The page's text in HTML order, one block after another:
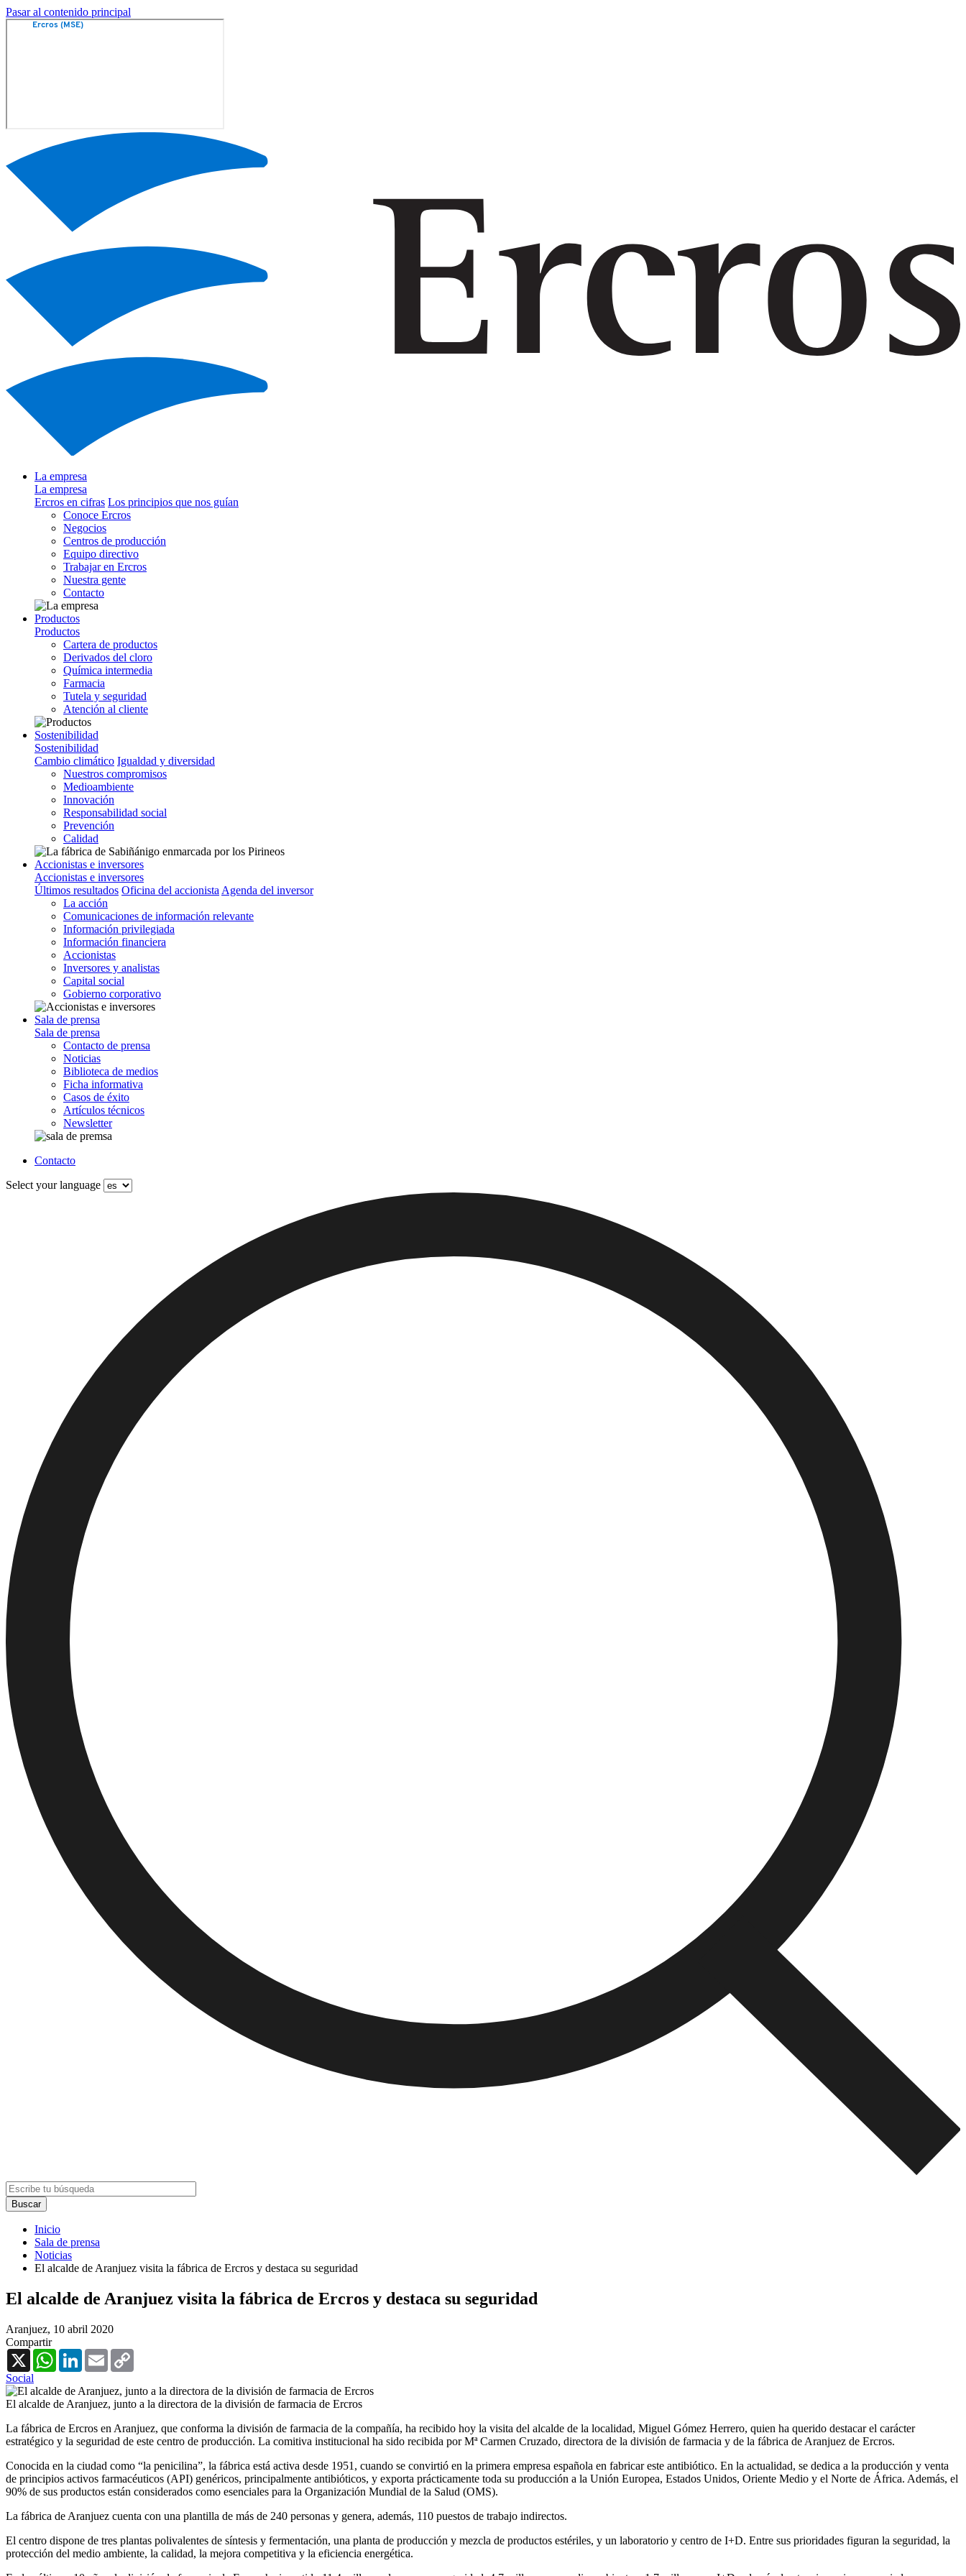
Pasar al contenido principal
La empresa
La empresa
Ercros en cifras Los principios que nos guían
Conoce Ercros
Negocios
Centros de producción
Equipo directivo
Trabajar en Ercros
Nuestra gente
Contacto
Productos
Productos
Cartera de productos
Derivados del cloro
Química intermedia
Farmacia
Tutela y seguridad
Atención al cliente
Sostenibilidad
Sostenibilidad
Cambio climático Igualdad y diversidad
Nuestros compromisos
Medioambiente
Innovación
Responsabilidad social
Prevención
Calidad
Accionistas e inversores
Accionistas e inversores
Últimos resultados Oficina del accionista Agenda del inversor
La acción
Comunicaciones de información relevante
Información privilegiada
Información financiera
Accionistas
Inversores y analistas
Capital social
Gobierno corporativo
Sala de prensa
Sala de prensa
Contacto de prensa
Noticias
Biblioteca de medios
Ficha informativa
Casos de éxito
Artículos técnicos
Newsletter
Contacto
Select your language
Inicio
Sala de prensa
Noticias
El alcalde de Aranjuez visita la fábrica de Ercros y destaca su seguridad
El alcalde de Aranjuez visita la fábrica de Ercros y destaca su seguridad
Aranjuez, 10 abril 2020
Compartir
X
WhatsAppLinkedInEmail
Social
El alcalde de Aranjuez, junto a la directora de la división de farmacia de Ercros
La fábrica de Ercros en Aranjuez, que conforma la división de farmacia de la compañía, ha recibido hoy la visita del alcalde de la localidad, Miguel Gómez Herrero, quien ha querido destacar el carácter
estratégico y la seguridad de este centro de producción. La comitiva institucional ha sido recibida por Mª Carmen Cruzado, directora de la división de farmacia y de la fábrica de Aranjuez de Ercros.
Conocida en la ciudad como “la penicilina”, la fábrica está activa desde 1951, cuando se convirtió en la primera empresa española en fabricar este antibiótico. En la actualidad, se dedica a la producción y venta
de principios activos farmacéuticos (API) genéricos, principalmente antibióticos, y exporta prácticamente toda su producción a la Unión Europea, Estados Unidos, Oriente Medio y el Norte de África. Además, el
90% de sus productos están considerados como esenciales para la Organización Mundial de la Salud (OMS).
La fábrica de Aranjuez cuenta con una plantilla de más de 240 personas y genera, además, 110 puestos de trabajo indirectos.
El centro dispone de tres plantas polivalentes de síntesis y fermentación, una planta de producción y mezcla de productos estériles, y un laboratorio y centro de I+D. Entre sus prioridades figuran la seguridad, la
protección del medio ambiente, la calidad, la mejora competitiva y la eficiencia energética.